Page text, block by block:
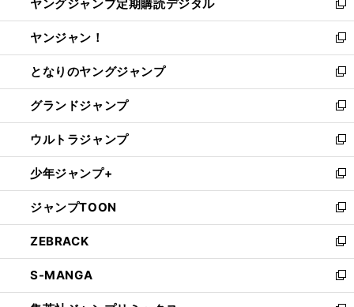
く
で
開
く
ド
ウ
で
開
く
い
ウ
ィ
ン
ド
ウ
で
開
く
ヤングジャンプ定期購読デジタル
新
し
い
ウ
ィ
ン
ド
ウ
で
開
く
ヤンジャン！
新
し
い
ウ
ィ
ン
ド
ウ
で
開
く
となりのヤングジャンプ
新
し
い
ウ
ィ
ン
ド
ウ
で
開
く
グランドジャンプ
新
し
い
ウ
ィ
ン
ド
ウ
で
開
く
ウルトラジャンプ
新
し
い
ウ
ィ
ン
ド
ウ
で
開
少年ジャンプ+
新
し
い
ウ
ィ
ン
ド
ウ
ジャンプTOON
新
し
い
ウ
ィ
ン
ZEBRACK
新
し
い
ウ
S-MANGA
新
し